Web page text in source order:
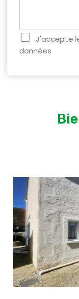
J'accepte
données